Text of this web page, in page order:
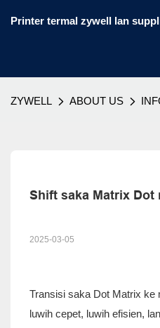
Printer termal zywell lan
ZYWELL ABOUT US
Shift saka Matrix
2025-03-05
Transisi saka Dot Matrix ke
luwih cepet, luwih efisien,